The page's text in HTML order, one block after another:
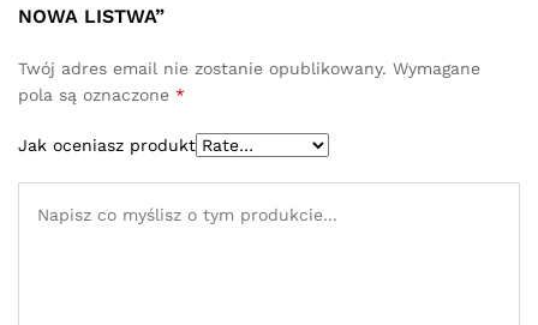
NOWA LISTWA”
Twój adres email nie zostanie opublikowany. Wymagane
pola są oznaczone *
Jak oceniasz produkt